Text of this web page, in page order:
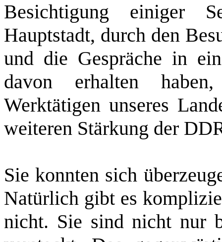
Besichtigung einiger
Hauptstadt, durch den
und die Gespräche in
davon erhalten
Werktätigen unseres
weiteren Stärkung der
Sie konnten sich
Natürlich gibt es
nicht. Sie sind nicht nur